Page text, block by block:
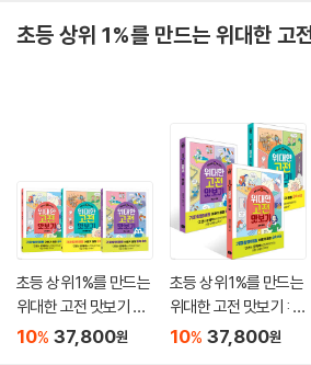
초등 상위 1%를 만드는
위대한 고전 맛보기 세
트
10% 37,800원
초등 상위 1%를 만드는
위대한 고전 맛보기 : 세
계문학/과학,철학,종
10% 37,800원